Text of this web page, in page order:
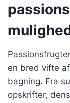
en bred vifte
bagning. Fra
opskrifter,